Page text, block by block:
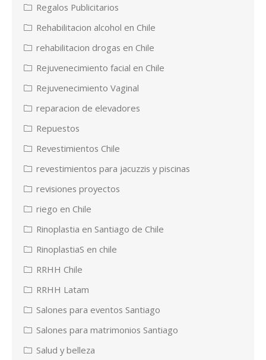
Regalos Publicitarios
Rehabilitacion alcohol en Chile
rehabilitacion drogas en Chile
Rejuvenecimiento facial en Chile
Rejuvenecimiento Vaginal
reparacion de elevadores
Repuestos
Revestimientos Chile
revestimientos para jacuzzis y piscinas
revisiones proyectos
riego en Chile
Rinoplastia en Santiago de Chile
RinoplastiaS en chile
RRHH Chile
RRHH Latam
Salones para eventos Santiago
Salones para matrimonios Santiago
Salud y belleza